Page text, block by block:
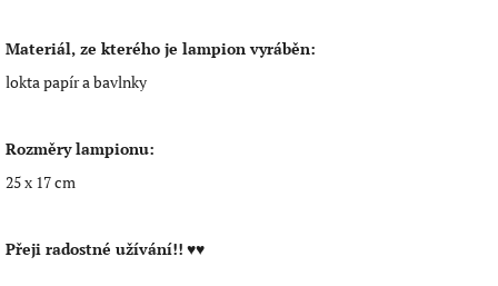
Materiál, ze kterého je lampion vyráběn:
lokta papír a bavlnky
Rozměry lampionu:
25 x 17 cm
Přeji radostné užívání!! ♥♥